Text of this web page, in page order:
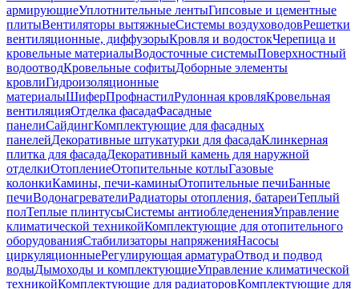
армирующиеУплотнительные лентыГипсовые и цементные
плитыВентиляторы вытяжныеСистемы воздуховодовРешетки
вентиляционные, диффузорыКровля и водостокЧерепица и
кровельные материалыВодосточные системыПоверхностный
водоотводКровельные софитыДоборные элементы
кровлиГидроизоляционные
материалыШиферПрофнастилРулонная кровляКровельная
вентиляцияОтделка фасадаФасадные
панелиСайдингКомплектующие для фасадных
панелейДекоративные штукатурки для фасадаКлинкерная
плитка для фасадаДекоративный камень для наружной
отделкиОтоплениеОтопительные котлыГазовые
колонкиКамины, печи-каминыОтопительные печиБанные
печиВодонагревателиРадиаторы отопления, батареиТеплый
полТеплые плинтусыСистемы антиобледененияУправление
климатической техникойКомплектующие для отопительного
оборудованияСтабилизаторы напряженияНасосы
циркуляционныеРегулирующая арматураОтвод и подвод
водыДымоходы и комплектующиеУправление климатической
техникойКомплектующие для радиаторовКомплектующие для